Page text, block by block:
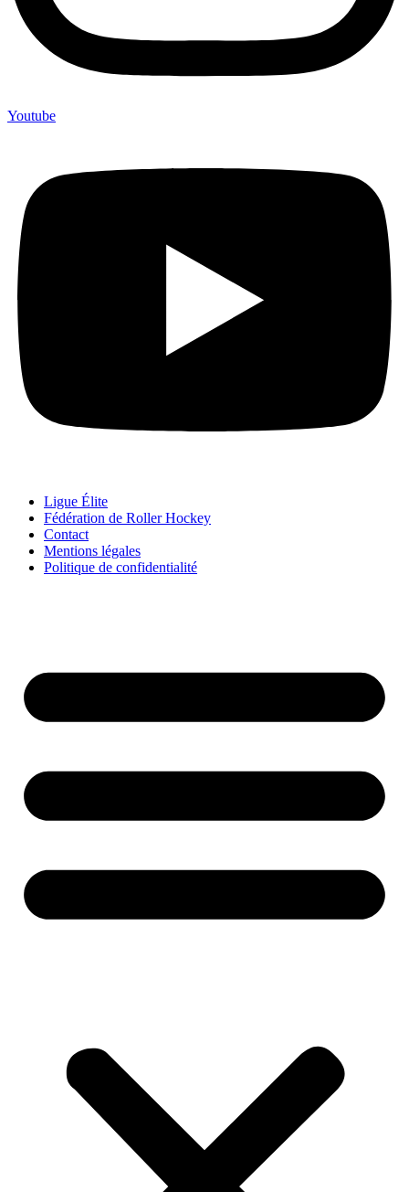
Youtube
Ligue Élite
Fédération de Roller Hockey
Contact
Mentions légales
Politique de confidentialité